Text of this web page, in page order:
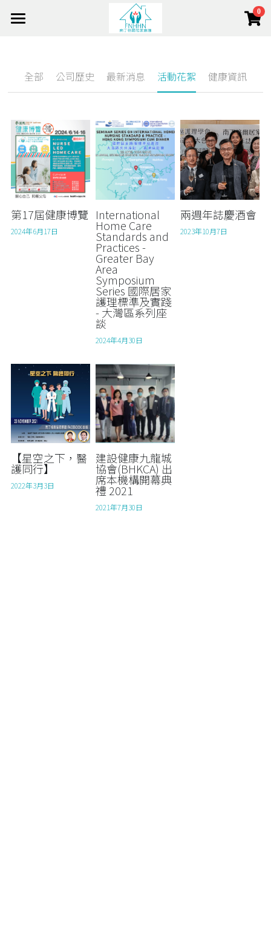
0
About 關於我們
About Us 關於我們
Mission 使命
Service Model 服務模式
Side Lights 最新動態
The Foundation 南丁格爾基金會(香港)
Team 團隊
Out Team 我們的團隊
Management 管理層
Strategic Allies 策略伙伴
Join Us 加入我們
Service 服務項目
Services 服務項目
Home Nursing 居家護理
Chronic Disease 慢病管理
Cancer & Palliative 癌症護理和臨終關懷
Dementia Care 認知障礙症護理
Stroke Care 中風護理服務
In-Home Wound Care 到戶傷口護理服務
CCSV 社區券
Respite Care 暫宿護理
Training & Education 培訓與教育
Upcoming Training 最新培訓
Past Courses 過往課程
e-Shop 頤護本鋪
搜索
+852 2682 2128
info@fnhhn.com
全部 公司歷史 最新消息 活動花絮 健康資訊
第17屆健康博覽
2024年6月17日
International
Home Care
Standards and
Practices -
Greater Bay
Area
Symposium
Series 國際居家
護理標準及實踐
- 大灣區系列座
談
2024年4月30日
兩週年誌慶酒會
2023年10月7日
【星空之下，醫
護同行】
2022年3月3日
建設健康九龍城
協會(BHKCA) 出
席本機構開幕典
禮 2021
2021年7月30日
×
商品分類 ×
部落格分類
活動花絮